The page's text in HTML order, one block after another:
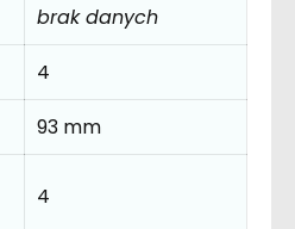
brak danych
4
93 mm
4